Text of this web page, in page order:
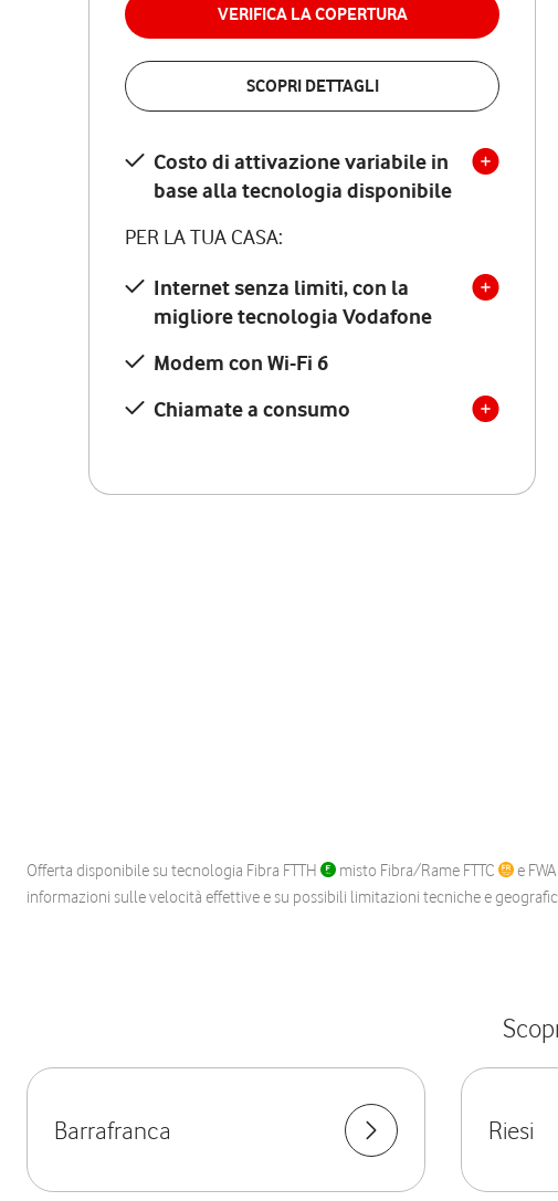
VERIFICA LA COPERTURA
SCOPRI DETTAGLI
Costo di attivazione variabile in
base alla tecnologia disponibile
PER LA TUA CASA:
Internet senza limiti, con la
migliore tecnologia Vodafone
Modem con Wi-Fi 6
Chiamate a consumo
Offerta disponibile su tecnologia Fibra FTTH misto Fibra/Rame FTTC e FWA
informazioni sulle velocità effettive e su possibili limitazioni tecniche e
Barrafranca Riesi